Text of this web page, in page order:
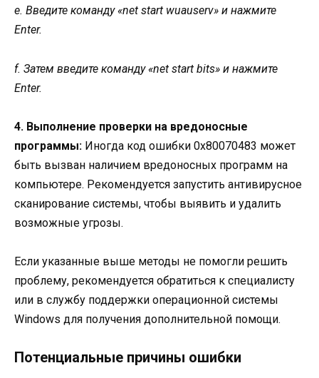
e. Введите команду «net start wuauserv» и нажмите
Enter.
f. Затем введите команду «net start bits» и нажмите
Enter.
4. Выполнение проверки на вредоносные
программы: Иногда код ошибки 0x80070483 может
быть вызван наличием вредоносных программ на
компьютере. Рекомендуется запустить антивирусное
сканирование системы, чтобы выявить и удалить
возможные угрозы.
Если указанные выше методы не помогли решить
проблему, рекомендуется обратиться к специалисту
или в службу поддержки операционной системы
Windows для получения дополнительной помощи.
Потенциальные причины ошибки